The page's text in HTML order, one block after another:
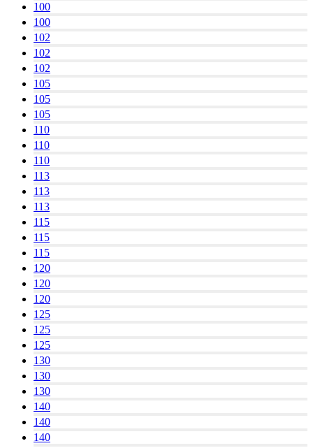
100
100
102
102
102
105
105
105
110
110
110
113
113
113
115
115
115
120
120
120
125
125
125
130
130
130
140
140
140